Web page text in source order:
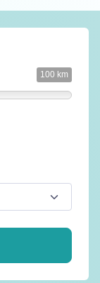
100 km